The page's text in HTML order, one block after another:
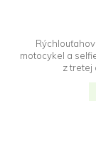
motocykel a
z tretej